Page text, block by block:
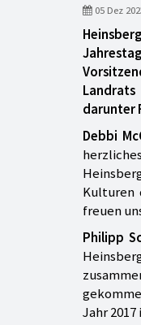
05 Dez
darunter
Debbi
Kulturen
freuen
Philipp
Jahr